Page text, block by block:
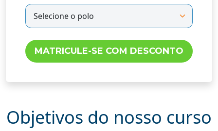
Objetivos do nosso curso